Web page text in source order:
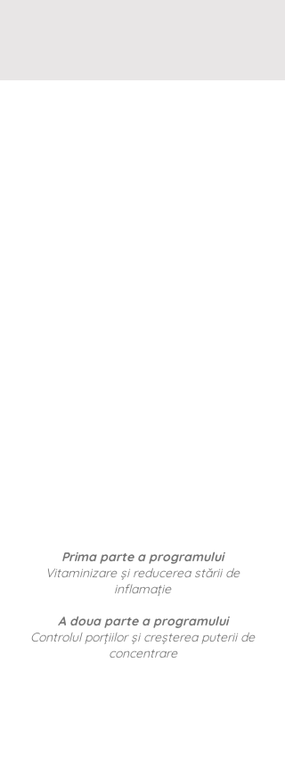
Prima parte a programului
Vitaminizare și reducerea stării de
inflamație
A doua parte a programului
Controlul porțiilor și creșterea puterii de
concentrare